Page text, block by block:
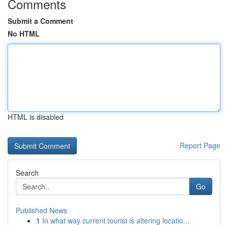
Comments
Submit a Comment
No HTML
HTML is disabled
Report Page
Search
Go
Published News
1 In what way current tourist is altering locatio...